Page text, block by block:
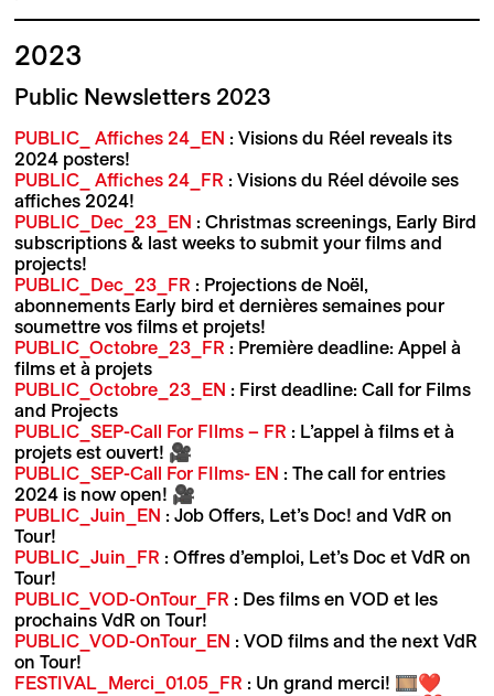
2023
Public Newsletters 2023
PUBLIC_ Affiches 24_EN : Visions du Réel reveals its
2024 posters!
PUBLIC_ Affiches 24_FR : Visions du Réel dévoile ses
affiches 2024!
PUBLIC_Dec_23_EN : Christmas screenings, Early Bird
subscriptions & last weeks to submit your films and
projects!
PUBLIC_Dec_23_FR : Projections de Noël,
abonnements Early bird et dernières semaines pour
soumettre vos films et projets!
PUBLIC_Octobre_23_FR : Première deadline: Appel à
films et à projets
PUBLIC_Octobre_23_EN : First deadline: Call for Films
and Projects
PUBLIC_SEP-Call For FIlms – FR : L’appel à films et à
projets est ouvert! 🎥
PUBLIC_SEP-Call For FIlms- EN : The call for entries
2024 is now open! 🎥
PUBLIC_Juin_EN : Job Offers, Let’s Doc! and VdR on
Tour!
PUBLIC_Juin_FR : Offres d’emploi, Let’s Doc et VdR on
Tour!
PUBLIC_VOD-OnTour_FR : Des films en VOD et les
prochains VdR on Tour!
PUBLIC_VOD-OnTour_EN : VOD films and the next VdR
on Tour!
FESTIVAL_Merci_01.05_FR : Un grand merci! 🎞❤